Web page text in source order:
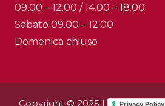
09.00 – 12.00 / 14.00 – 18.00
Sabato 09.00 – 12.00
Domenica chiuso
Copyright © 2025 | Privacy Policy